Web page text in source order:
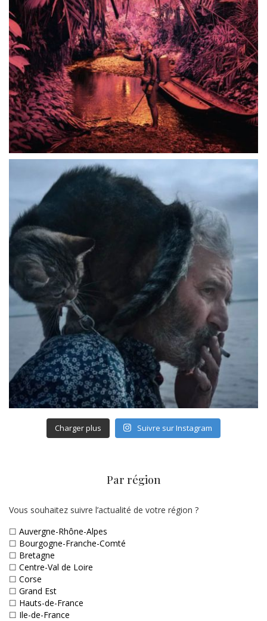
Charger plus Suivre sur Instagram
Par région
Vous souhaitez suivre l’actualité de votre région ?
☐ Auvergne-Rhône-Alpes
☐ Bourgogne-Franche-Comté
☐ Bretagne
☐ Centre-Val de Loire
☐ Corse
☐ Grand Est
☐ Hauts-de-France
☐ Ile-de-France